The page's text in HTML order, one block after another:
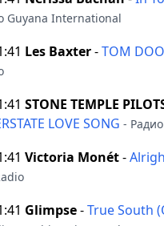
Guyana International
Les Baxter-TOM
STONE TEMPLE
LOVE SONG -
Victoria Monét-
Glimpse-True South